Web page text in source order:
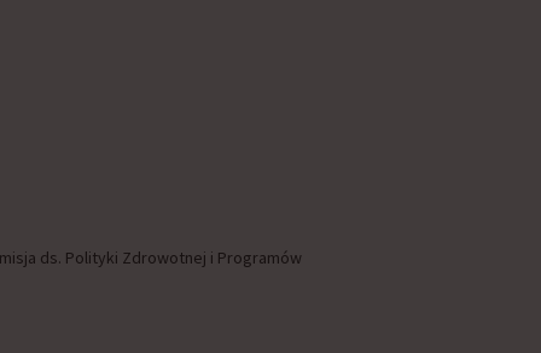
ds. Polityki Zdrowotnej i Programów